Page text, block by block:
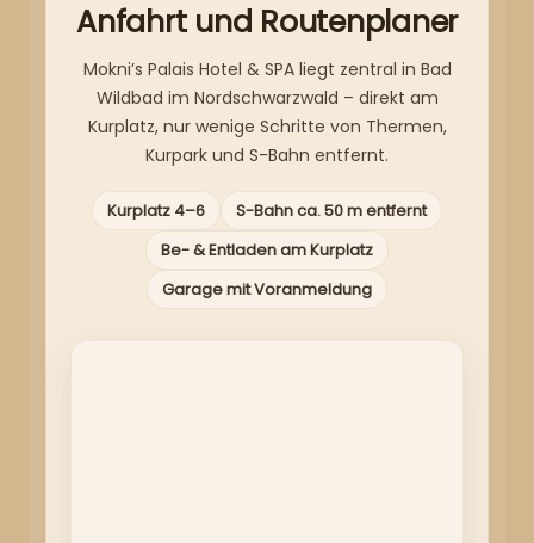
Anfahrt und Routenplaner
Mokni’s Palais Hotel & SPA liegt zentral in Bad
Wildbad im Nordschwarzwald – direkt am
Kurplatz, nur wenige Schritte von Thermen,
Kurpark und S-Bahn entfernt.
Kurplatz 4–6
S-Bahn ca. 50 m entfernt
Be- & Entladen am Kurplatz
Garage mit Voranmeldung